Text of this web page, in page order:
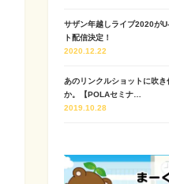
サザン年越しライブ2020が
ト配信決定！
2020.12.22
あのリンクルショットに吹
か。【POLAセミナ…
2019.10.28